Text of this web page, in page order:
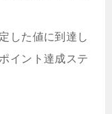
した値に到達し
イント達成ステ